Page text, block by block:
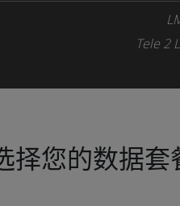
Tele 2
择您的数据